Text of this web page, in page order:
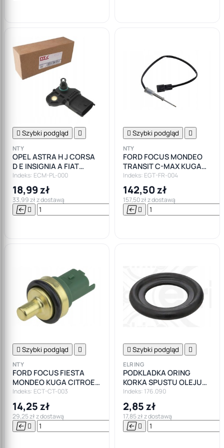
 Szybki podgląd 
NTY
OPEL ASTRA H J CORSA
D E INSIGNIA A FIAT
PUNTO CZUJNIK MAP
SENSOR
Indeks: ECM-PL-000
18,99 zł
33,99 zł z dostawą
  

 Szybki podgląd 
NTY
FORD FOCUS MONDEO
TRANSIT C-MAX KUGA
VOLVO V40 CZUJNIK
TEMPERATURY SPALIN
Indeks: EGT-FR-004
142,50 zł
157,50 zł z dostawą
 
 Szybki podgląd 
NTY
FORD FOCUS FIESTA
MONDEO KUGA CITROEN
C3 C4 C5 CZUJNIK
TEMPERATURY WODY
Indeks: ECT-CT-003
14,25 zł
29,25 zł z dostawą
  

 Szybki podgląd 
ELRING
PODKLADKA ORING
KORKA SPUSTU OLEJU
FORD MAZDA JAGUAR
VOLVO ALFA
Indeks: 176.090
2,85 zł
17,85 zł z dostawą
 